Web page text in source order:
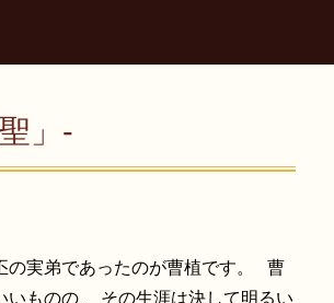
」-
の実弟であったのが曹植です。 曹
いものの、 その生涯は決して明るい